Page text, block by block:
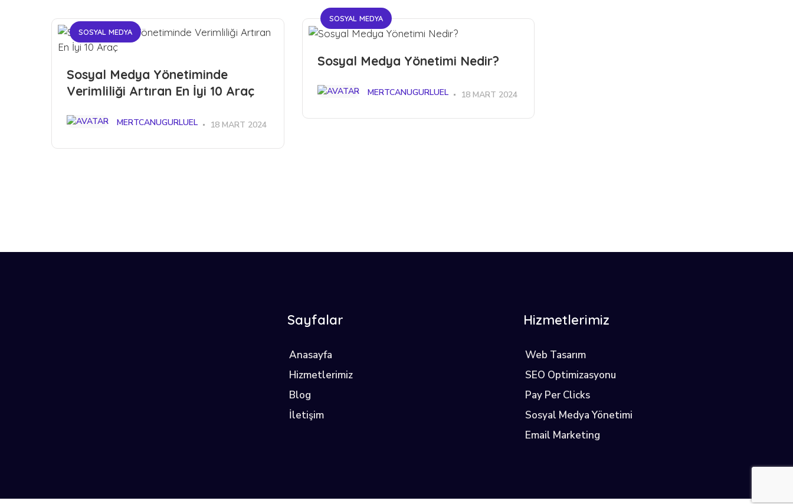
SOSYAL MEDYA
Sosyal Medya Yönetiminde
Verimliliği Artıran En İyi 10 Araç
MERTCANUGURLUEL 18 MART 2024
SOSYAL MEDYA
Sosyal Medya Yönetimi Nedir?
MERTCANUGURLUEL 18 MART 2024
Sayfalar
Anasayfa
Hizmetlerimiz
Blog
İletişim
Hizmetlerimiz
Web Tasarım
SEO Optimizasyonu
Pay Per Clicks
Sosyal Medya Yönetimi
Email Marketing